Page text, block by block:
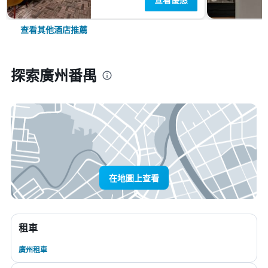
查看其他酒店推薦
探索廣州番禺
在地圖上查看
租車
廣州租車